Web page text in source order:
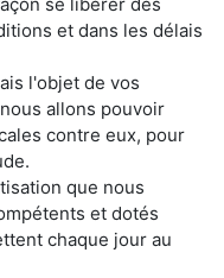
et dans les délais
l'objet de vos
allons pouvoir
contre eux, pour
que nous
et dotés
chaque jour au